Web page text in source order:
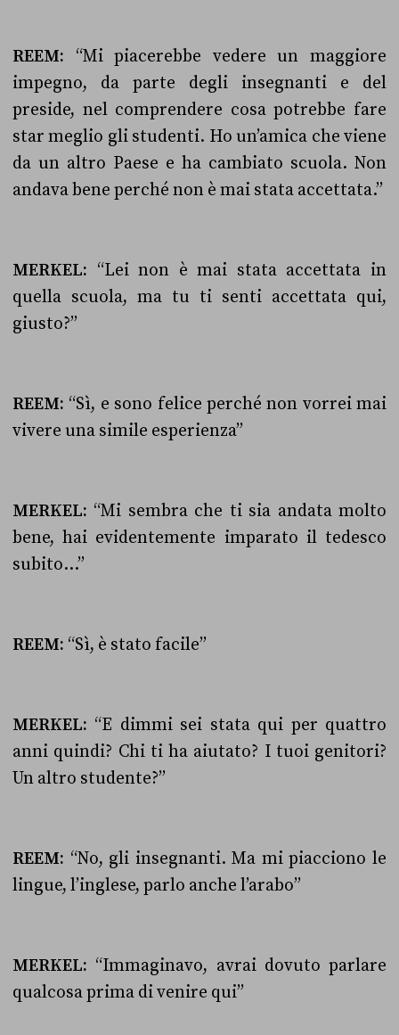
REEM: “Mi piacerebbe vedere un maggiore
impegno, da parte degli insegnanti e del
preside, nel comprendere cosa potrebbe fare
star meglio gli studenti. Ho un’amica che viene
da un altro Paese e ha cambiato scuola. Non
andava bene perché non è mai stata accettata.”
MERKEL: “Lei non è mai stata accettata in
quella scuola, ma tu ti senti accettata qui,
giusto?”
REEM: “Sì, e sono felice perché non vorrei mai
vivere una simile esperienza”
MERKEL: “Mi sembra che ti sia andata molto
bene, hai evidentemente imparato il tedesco
subito…”
REEM: “Sì, è stato facile”
MERKEL: “E dimmi sei stata qui per quattro
anni quindi? Chi ti ha aiutato? I tuoi genitori?
Un altro studente?”
REEM: “No, gli insegnanti. Ma mi piacciono le
lingue, l’inglese, parlo anche l’arabo”
MERKEL: “Immaginavo, avrai dovuto parlare
qualcosa prima di venire qui”